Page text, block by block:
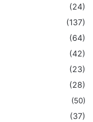
(24)
(137)
(64)
(42)
(23)
(28)
(50)
(37)